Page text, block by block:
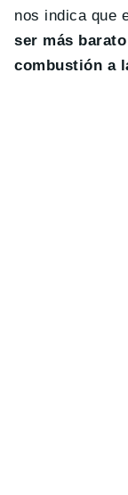
nos indica que
ser más
combustión a